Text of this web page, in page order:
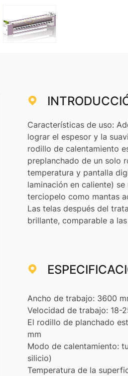
Características de uso:
lograr el espesor y la
rodillo de calentamiento
preplanchado de un solo
temperatura y pantalla
laminación en caliente)
terciopelo como mantas
Las telas después del
brillante, comparable a
Ancho de trabajo: 3600
Velocidad de trabajo: 18-
El rodillo de planchado
mm
Modo de calentamiento:
silicio)
Temperatura de la